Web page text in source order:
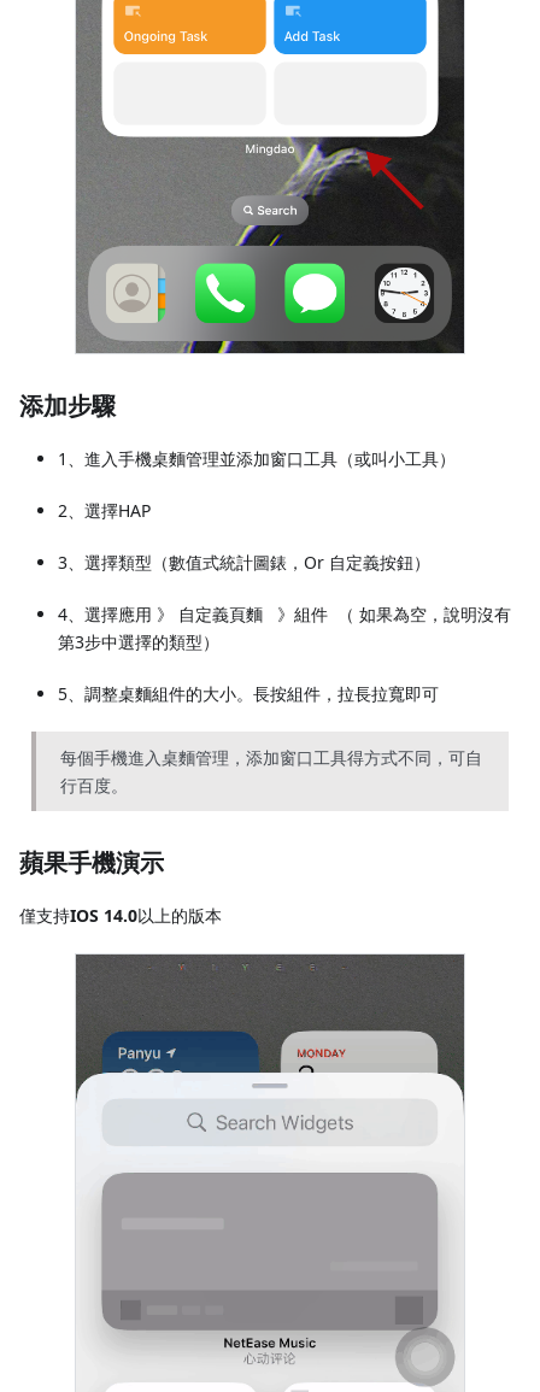
添加步驟
1、進入手機桌麵管理並添加窗口工具（或叫小工具）
2、選擇HAP
3、選擇類型（數值式統計圖錶，Or 自定義按鈕）
4、選擇應用 》 自定義頁麵 》組件 （ 如果為空，說明沒有
第3步中選擇的類型）
5、調整桌麵組件的大小。長按組件，拉長拉寬即可
每個手機進入桌麵管理，添加窗口工具得方式不同，可自
行百度。
蘋果手機演示
僅支持IOS 14.0以上的版本